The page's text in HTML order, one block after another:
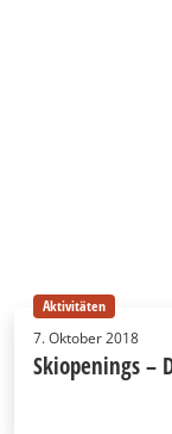
Aktivitäten
7. Oktober 2018
Skiopenings –